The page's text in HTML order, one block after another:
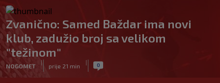
Zvanično: Samed Baždar ima novi
klub, zadužio broj sa velikom
"težinom"
NOGOMET
|
prije 21 min
| 0